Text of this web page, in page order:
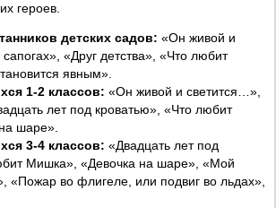
героев.
детских садов: «Он живой и
«Друг детства», «Что любит
явным».
1-2 классов: «Он живой и светится…»,
лет под кроватью», «Что любит
шаре».
3-4 классов: «Двадцать лет под
Мишка», «Девочка на шаре», «Мой
«Пожар во флигеле, или подвиг во льдах»,